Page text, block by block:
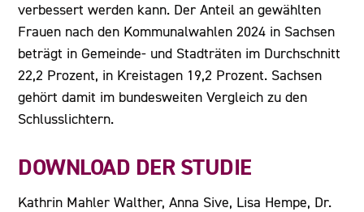
verbessert werden kann. Der Anteil an gewählten
Frauen nach den Kommunalwahlen 2024 in Sachsen
beträgt in Gemeinde- und Stadträten im Durchschnitt
22,2 Prozent, in Kreistagen 19,2 Prozent. Sachsen
gehört damit im bundesweiten Vergleich zu den
Schlusslichtern.
DOWNLOAD DER STUDIE
Kathrin Mahler Walther, Anna Sive, Lisa Hempe, Dr.